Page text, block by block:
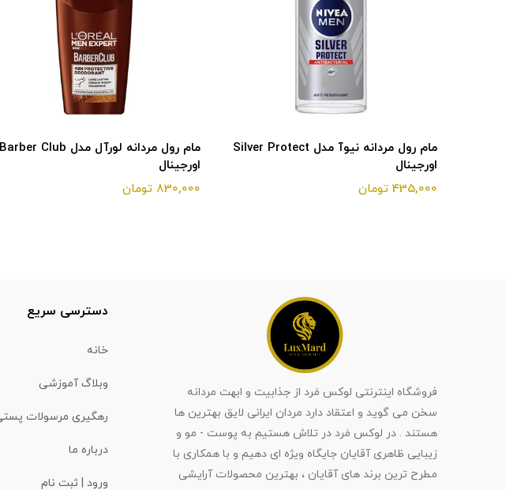
مام رول مردانه نیوآ مدل Silver Protect
اورجینال
435,000 تومان
مام رول مردانه لورآل مدل Barber Club
اورجینال
830,000 تومان
فروشگاه اینترنتی لوکس مَرد از جذابیت و ابهت مردانه
سخن می گوید و اعتقاد دارد مردان ایرانی لایق بهترین ها
هستند . در لوکس مَرد در تلاش هستیم به پوست - مو و
زیبایی ظاهری آقایان جایگاه ویژه ای دهیم و با همکاری با
مطرح ترین برند های آقایان ، بهترین محصولات آرایشی
دسترسی سریع
خانه
وبلاگ آموزشی
رهگیری مرسولات
درباره ما
ورود | ثبت نام